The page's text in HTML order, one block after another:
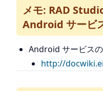
メモ: RAD
Android サービ
Android サービス
http://